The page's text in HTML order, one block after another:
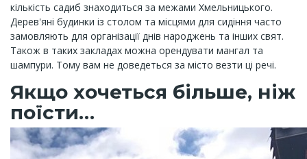
кількість садиб знаходиться за межами Хмельницького.
Дерев'яні будинки із столом та місцями для сидіння часто
замовляють для організації днів народжень та інших свят.
Також в таких закладах можна орендувати мангал та
шампури. Тому вам не доведеться за місто везти ці речі.
Якщо хочеться більше, ніж
поїсти…